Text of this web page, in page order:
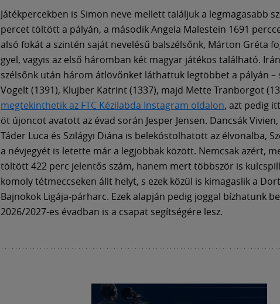
Játékpercekben is Simon neve mellett találjuk a legmagasabb
percet töltött a pályán, a második Angela Malestein 1691
alsó fokát a szintén saját nevelésű balszélsőnk, Márton Gréta
gyel, vagyis az első háromban két magyar játékos található.
szélsőnk után három átlövőnket láthattuk legtöbbet a pályán –
Vogelt (1391), Klujber Katrint (1337), majd Mette Tranborgot
megtekinthetik az FTC Kézilabda Instagram oldalon, azt pedig
öt újoncot avatott az évad során Jesper Jensen. Dancsák
Táder Luca és Szilágyi Diána is belekóstolhatott az élvonalba,
a névjegyét is letette már a legjobbak között. Nemcsak azért,
töltött 422 perc jelentős szám, hanem mert többször is
komoly tétmeccseken állt helyt, s ezek közül is kimagaslik a
Bajnokok Ligája-párharc. Ezek alapján pedig joggal bízhatunk
2026/2027-es évadban is a csapat segítségére lesz.